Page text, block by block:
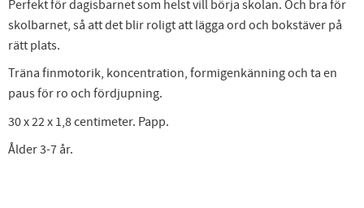
Perfekt för dagisbarnet som helst vill börja skolan. Och bra för
skolbarnet, så att det blir roligt att lägga ord och bokstäver på
rätt plats.
Träna finmotorik, koncentration, formigenkänning och ta en
paus för ro och fördjupning.
30 x 22 x 1,8 centimeter. Papp.
Ålder 3-7 år.